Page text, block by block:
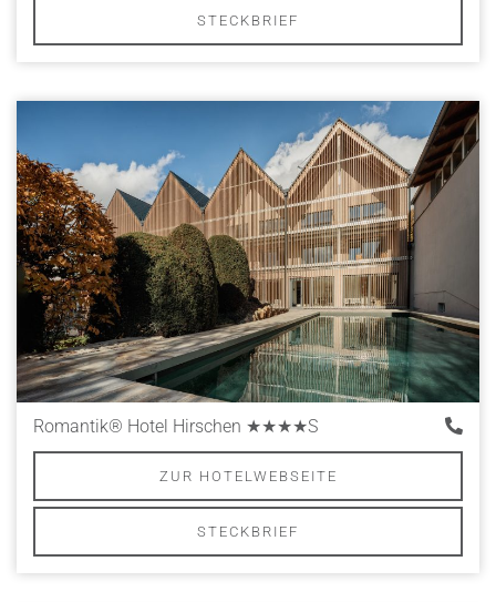
STECKBRIEF
Romantik® Hotel Hirschen ★★★★S
ZUR HOTELWEBSEITE
STECKBRIEF